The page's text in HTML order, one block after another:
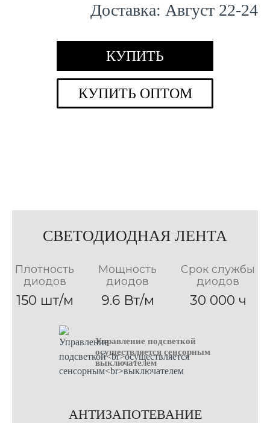
Доставка: Август 22-24
КУПИТЬ
КУПИТЬ ОПТОМ
СВЕТОДИОДНАЯ ЛЕНТА
Плотность
диодов
150 шт/м
Мощность
диодов
9.6 Вт/м
Срок службы
диодов
30 000 ч
Управление подсветкой
осуществляется сенсорным
выключателем
AНТИЗАПОТЕВАНИЕ